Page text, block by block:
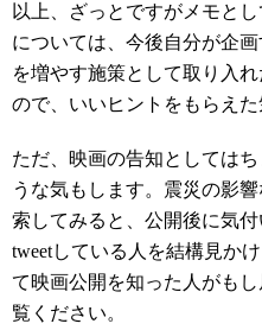
以上、ざっとですがメモと
については、今後自分が企
を増やす施策として取り入
ので、いいヒントをもらえた
ただ、映画の告知としては
うな気もします。震災の影
索してみると、公開後に気
tweetしている人を結構見か
て映画公開を知った人がも
覧ください。